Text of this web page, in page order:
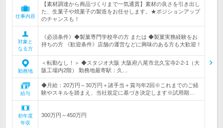
仕事内容
【素材調達から商品づくりまで一気通貫】素材の良さを引き出し
た、生菓子や焼菓子の製造をお任せします。★ポジションアップ
のチャンスも！
対象と
なる方
《必須条件》◆製菓専門学校卒の方 または ◆製菓実務経験をお
持ちの方 《歓迎条件》店舗の運営などに興味のある方も大歓迎！
勤務地
＜転勤なし！＞ ◆スタジオ大阪 大阪府八尾市北久宝寺2-2-1（大
阪工場内2階） 勤務地最寄駅：久…
給与
◆月給：20万円～30万円＋諸手当＋賞与年2回※これまでのご経
験やスキルを踏まえ、当社規定に基づき決定します※試用期…
初年度
年収
300万円～450万円